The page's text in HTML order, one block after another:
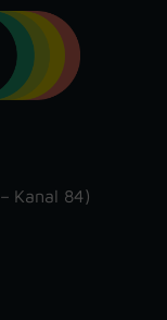
Kanal 84)